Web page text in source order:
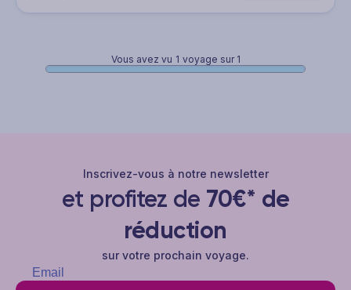
Vous avez vu 1 voyage sur 1
Inscrivez-vous à notre newsletter
et profitez de 70€* de
réduction
sur votre prochain voyage.